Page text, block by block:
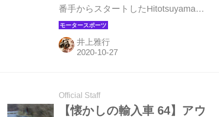
番手からスタートしたHitotsuyama
Audi R8 LMSが勝利。2012年からアウ
ディR8で参戦を続ける同チームにとっ
て2016年第3戦以来の優勝となった。
井上雅行
Official Staff
【懐かしの輸入車 64】アウ